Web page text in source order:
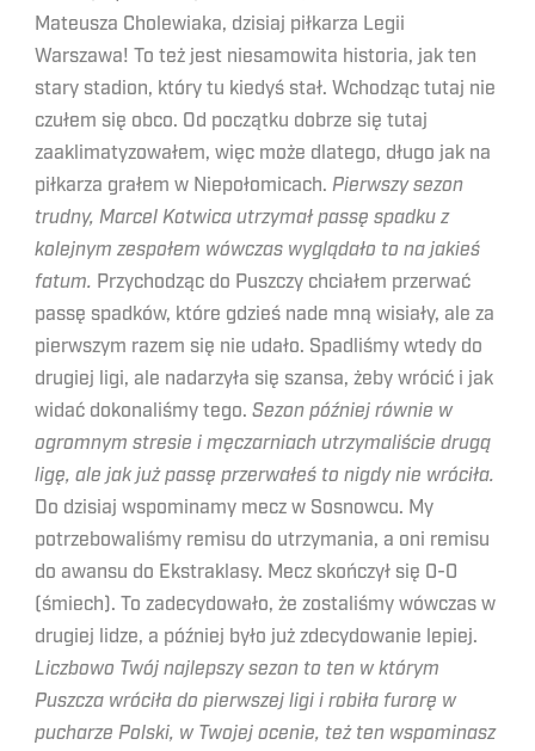
Mateusza Cholewiaka, dzisiaj piłkarza Legii
Warszawa! To też jest niesamowita historia, jak ten
stary stadion, który tu kiedyś stał. Wchodząc tutaj nie
czułem się obco. Od początku dobrze się tutaj
zaaklimatyzowałem, więc może dlatego, długo jak na
piłkarza grałem w Niepołomicach. Pierwszy sezon
trudny, Marcel Kotwica utrzymał passę spadku z
kolejnym zespołem wówczas wyglądało to na jakieś
fatum. Przychodząc do Puszczy chciałem przerwać
passę spadków, które gdzieś nade mną wisiały, ale za
pierwszym razem się nie udało. Spadliśmy wtedy do
drugiej ligi, ale nadarzyła się szansa, żeby wrócić i jak
widać dokonaliśmy tego. Sezon później równie w
ogromnym stresie i męczarniach utrzymaliście drugą
ligę, ale jak już passę przerwałeś to nigdy nie wróciła.
Do dzisiaj wspominamy mecz w Sosnowcu. My
potrzebowaliśmy remisu do utrzymania, a oni remisu
do awansu do Ekstraklasy. Mecz skończył się 0-0
(śmiech). To zadecydowało, że zostaliśmy wówczas w
drugiej lidze, a później było już zdecydowanie lepiej.
Liczbowo Twój najlepszy sezon to ten w którym
Puszcza wróciła do pierwszej ligi i robiła furorę w
pucharze Polski, w Twojej ocenie, też ten wspominasz